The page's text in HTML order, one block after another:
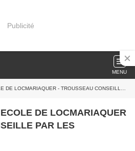
Publicité
MENU
- TROUSSEAU CONSEILLE PAR LES MAITRESSES
DE LOCMARIAQUER
PAR LES